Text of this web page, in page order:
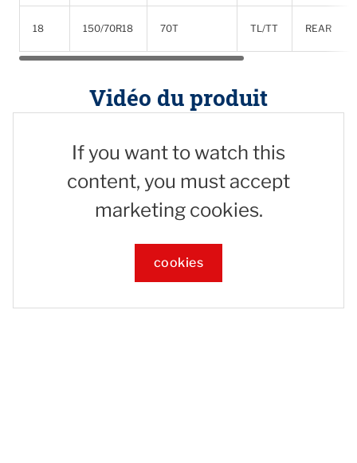
18 150/70R18 70T TL/TT REAR
Vidéo du produit
If you want to watch this
content, you must accept
marketing cookies.
cookies